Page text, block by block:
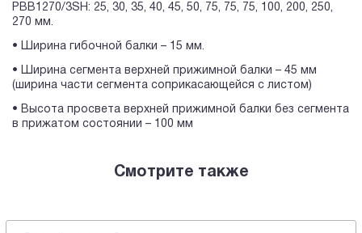
PBB1270/3SH: 25, 30, 35, 40, 45, 50, 75, 75, 75, 100, 200, 250,
270 мм.
• Ширина гибочной балки – 15 мм.
• Ширина сегмента верхней прижимной балки – 45 мм
(ширина части сегмента соприкасающейся с листом)
• Высота просвета верхней прижимной балки без сегмента
в прижатом состоянии – 100 мм
Смотрите также